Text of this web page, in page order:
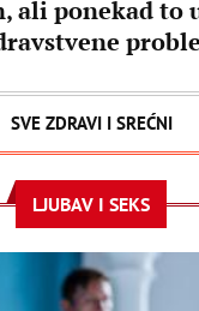
ali ponekad to
SVE ZDRAVI I SREĆNI
LJUBAV I SEKS